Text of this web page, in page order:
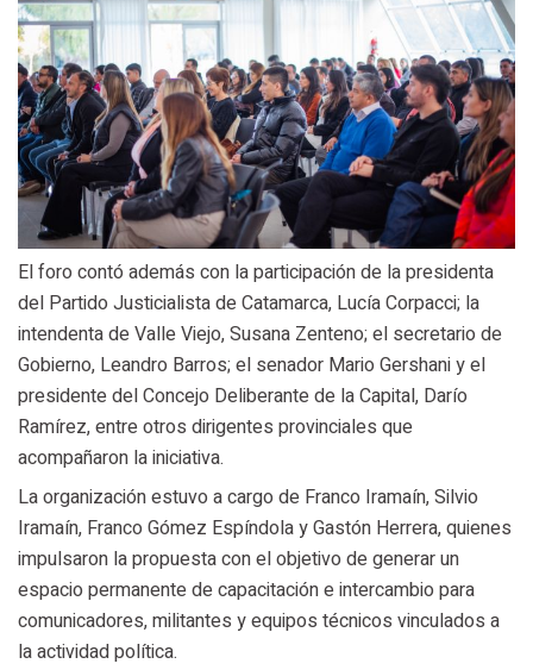
El foro contó además con la participación de la presidenta
del Partido Justicialista de Catamarca, Lucía Corpacci; la
intendenta de Valle Viejo, Susana Zenteno; el secretario de
Gobierno, Leandro Barros; el senador Mario Gershani y el
presidente del Concejo Deliberante de la Capital, Darío
Ramírez, entre otros dirigentes provinciales que
acompañaron la iniciativa.
La organización estuvo a cargo de Franco Iramaín, Silvio
Iramaín, Franco Gómez Espíndola y Gastón Herrera, quienes
impulsaron la propuesta con el objetivo de generar un
espacio permanente de capacitación e intercambio para
comunicadores, militantes y equipos técnicos vinculados a
la actividad política.